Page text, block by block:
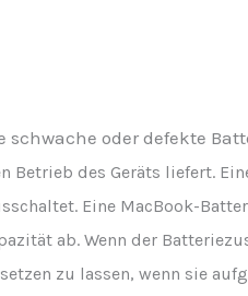
oder defekte
des Geräts liefert.
Eine MacBook-
ab. Wenn der
zu lassen, wenn sie